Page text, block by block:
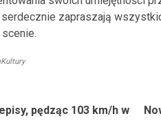
zapraszają
pędząc 103 km/h w